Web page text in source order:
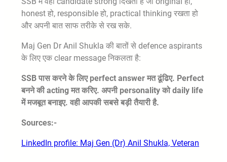
honest हो, responsible हो, practical thinking रखता हो
और अपनी बात साफ तरीके से रख सके.
Maj Gen Dr Anil Shukla की बातों से defence aspirants
के लिए एक clear message निकलता है:
SSB पास करने के लिए perfect answer मत ढूंढिए. Perfect
बनने की acting मत करिए. अपनी personality को daily life
में मजबूत बनाइए. वही आपकी सबसे बड़ी तैयारी है.
Sources:-
LinkedIn profile: Maj Gen (Dr) Anil Shukla, Veteran